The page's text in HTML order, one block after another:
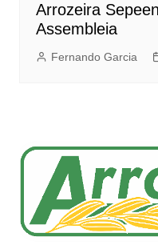
Arrozeira
Assembleia
Fernando Garcia